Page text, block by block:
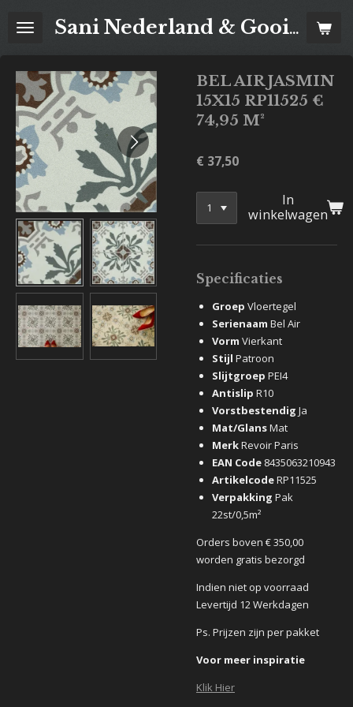
direct
hoofdinhoud
Sani Nederland & Goois Tegelhuis
BEL AIR JASMIN
15X15 RP11525 €
74,95 M²
€ 37,50
In
winkelwagen
Specificaties
Groep Vloertegel
Serienaam Bel Air
Vorm Vierkant
Stijl Patroon
Slijtgroep PEI4
Antislip R10
Vorstbestendig Ja
Mat/GlansMat
MerkRevoir Paris
EAN Code 8435063210943
ArtikelcodeRP11525
Verpakking Pak
22st/0,5m²
Orders boven € 350,00
worden gratis bezorgd
Indien niet op voorraad
Levertijd 12 Werkdagen
Ps. Prijzen zijn per pakket
Voor meer inspiratie
Klik Hier